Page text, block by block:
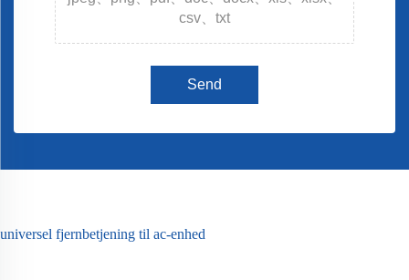
csv、txt
Send
universel fjernbetjening til ac-enhed